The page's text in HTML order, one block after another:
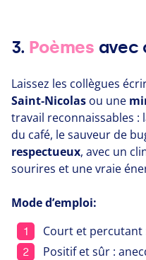
3. Poèmes avec
Laissez les collègues
Saint‑Nicolas ou une
travail reconnaissables :
du café, le sauveur de
respectueux, avec un
sourires et une vraie
Mode d’emploi:
Court et percutant
Positif et sûr :